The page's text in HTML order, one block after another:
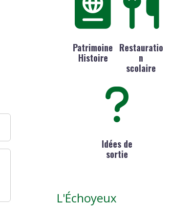
Patrimoine
Histoire
Restauratio
n
scolaire
Idées de
sortie
L'Échoyeux